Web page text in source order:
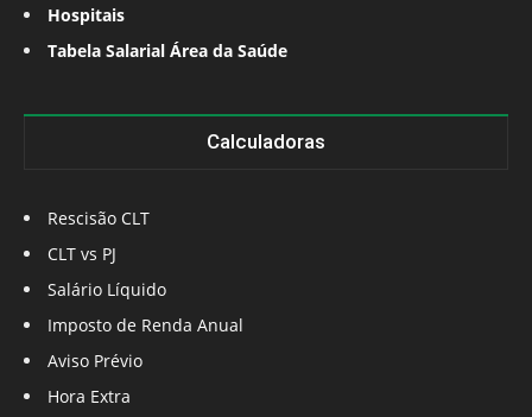
Hospitais
Tabela Salarial Área da Saúde
Calculadoras
Rescisão CLT
CLT vs PJ
Salário Líquido
Imposto de Renda Anual
Aviso Prévio
Hora Extra